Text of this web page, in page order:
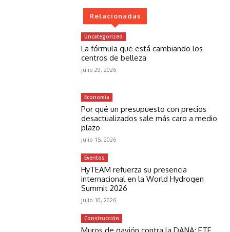
Relacionadas
Uncategorized
La fórmula que está cambiando los
centros de belleza
julio 29, 2026
Economía
Por qué un presupuesto con precios
desactualizados sale más caro a medio
plazo
julio 15, 2026
Eventos
HyTEAM refuerza su presencia
internacional en la World Hydrogen
Summit 2026
julio 10, 2026
Construcción